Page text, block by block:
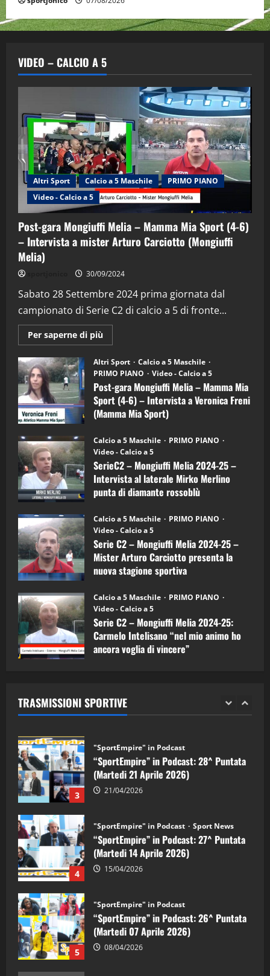
VIDEO – CALCIO A 5
Altri Sport Calcio a 5 Maschile
PRIMO PIANO
Video - Calcio a 5
Post-gara Mongiuffi Melia – Mamma Mia Sport (4-6)
– Intervista a mister Arturo Carciotto (Mongiuffi
Melia)
30/09/2024
Sabato 28 Settembre 2024 prima giornata dal
campionato di Serie C2 di calcio a 5 di fronte...
Per saperne di più
informazioni
Post-
gara
Mongiuffi
Melia
–
Mamma
Mia
Sport
6)
–
Intervista
a
mister
Arturo
Carciotto
(Mongiuffi
Altri Sport
Calcio a 5 Maschile
PRIMO PIANO
Video - Calcio a 5
Post-gara Mongiuffi Melia – Mamma Mia
Sport (4-6) – Intervista a Veronica Freni
(Mamma Mia Sport)
Calcio a 5 Maschile
PRIMO PIANO
Video - Calcio a 5
SerieC2 – Mongiuffi Melia 2024-25 –
Intervista al laterale Mirko Merlino
punta di diamante rossoblù
Calcio a 5 Maschile
PRIMO PIANO
Video - Calcio a 5
Serie C2 – Mongiuffi Melia 2024-25 –
Mister Arturo Carciotto presenta la
nuova stagione sportiva
Calcio a 5 Maschile
PRIMO PIANO
Video - Calcio a 5
Serie C2 – Mongiuffi Melia 2024-25:
Carmelo Intelisano “nel mio animo ho
ancora voglia di vincere”
TRASMISSIONI SPORTIVE
2
“SportEmpire” in Podcast: 29^ Puntata
(Martedi 28 Aprile 2026)
28/04/2026
3
"SportEmpire" in Podcast
“SportEmpire” in Podcast: 28^ Puntata
(Martedi 21 Aprile 2026)
21/04/2026
4
“SportEmpire” in Podcast: 27^ Puntata
(Martedi 14 Aprile 2026)
15/04/2026
5
“SportEmpire” in Podcast: 26^ Puntata
(Martedi 07 Aprile 2026)
08/04/2026
1
“SportEmpire” in Podcast: 30^ Puntata
(Martedi 05 Maggio 2026)
08/05/2026
2 28/04/2026
3
“SportEmpire” in Podcast: 28^ Puntata
(Martedi 21 Aprile 2026)
21/04/2026
4
“SportEmpire” in Podcast: 27^ Puntata
(Martedi 14 Aprile 2026)
15/04/2026
5
“SportEmpire” in Podcast: 26^ Puntata
(Martedi 07 Aprile 2026)
08/04/2026